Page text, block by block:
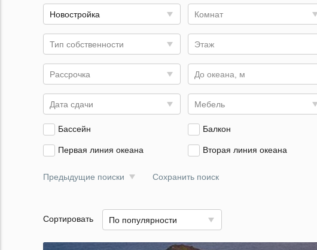
Новостройка Комнат
Тип собственности Этаж
Рассрочка До океана, м
Дата сдачи Мебель
Бассейн Балкон
Первая линия океана Вторая линия океана
Предыдущие поиски Сохранить поиск
Сортировать По популярности